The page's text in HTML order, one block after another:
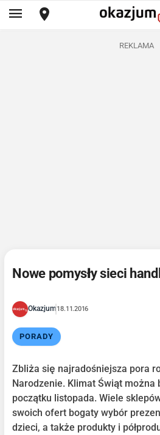
REKLAMA
Nowe pomysły sieci
Okazjum 18.11.2016
PORADY
Zbliża się najradośniejsza pora
Narodzenie. Klimat Świąt można
początku listopada. Wiele
swoich ofert bogaty wybór
dzieci, a także produkty i